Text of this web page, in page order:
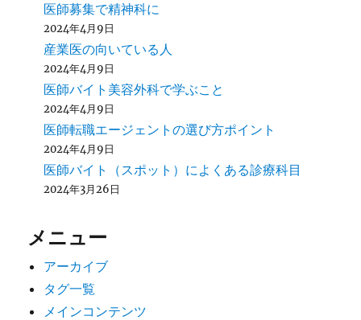
医師募集で精神科に
2024年4月9日
産業医の向いている人
2024年4月9日
医師バイト美容外科で学ぶこと
2024年4月9日
医師転職エージェントの選び方ポイント
2024年4月9日
医師バイト（スポット）によくある診療科目
2024年3月26日
メニュー
アーカイブ
タグ一覧
メインコンテンツ